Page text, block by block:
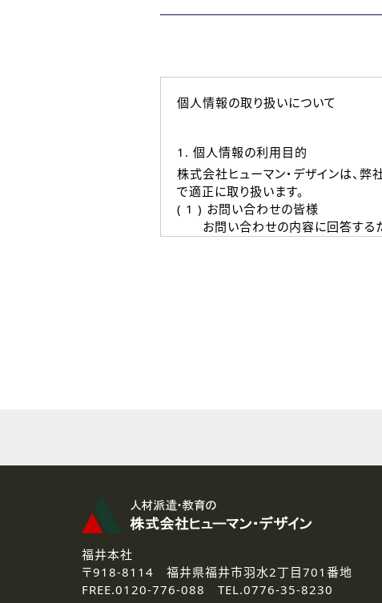
個人情報の取り扱いについて
1. 個人情報の利用目的
株式会社ヒューマン・デザインは、
で適正に取り扱います。
( 1 ) お問い合わせの皆様
お問い合わせの内容に回答するた
本登録に関するご連絡および本登
なお、ご連絡手段は、電話・Ｅメ
3.個人情報の取り扱いの委託
弊社の定める個人情報保護の評価基
4.個人情報の開示等について
ご提供いただいた個人情報の開示等
福井本社
〒918-8114 福井県福井市羽水2丁目701番地
FREE.0120-776-088 TEL.0776-35-8230